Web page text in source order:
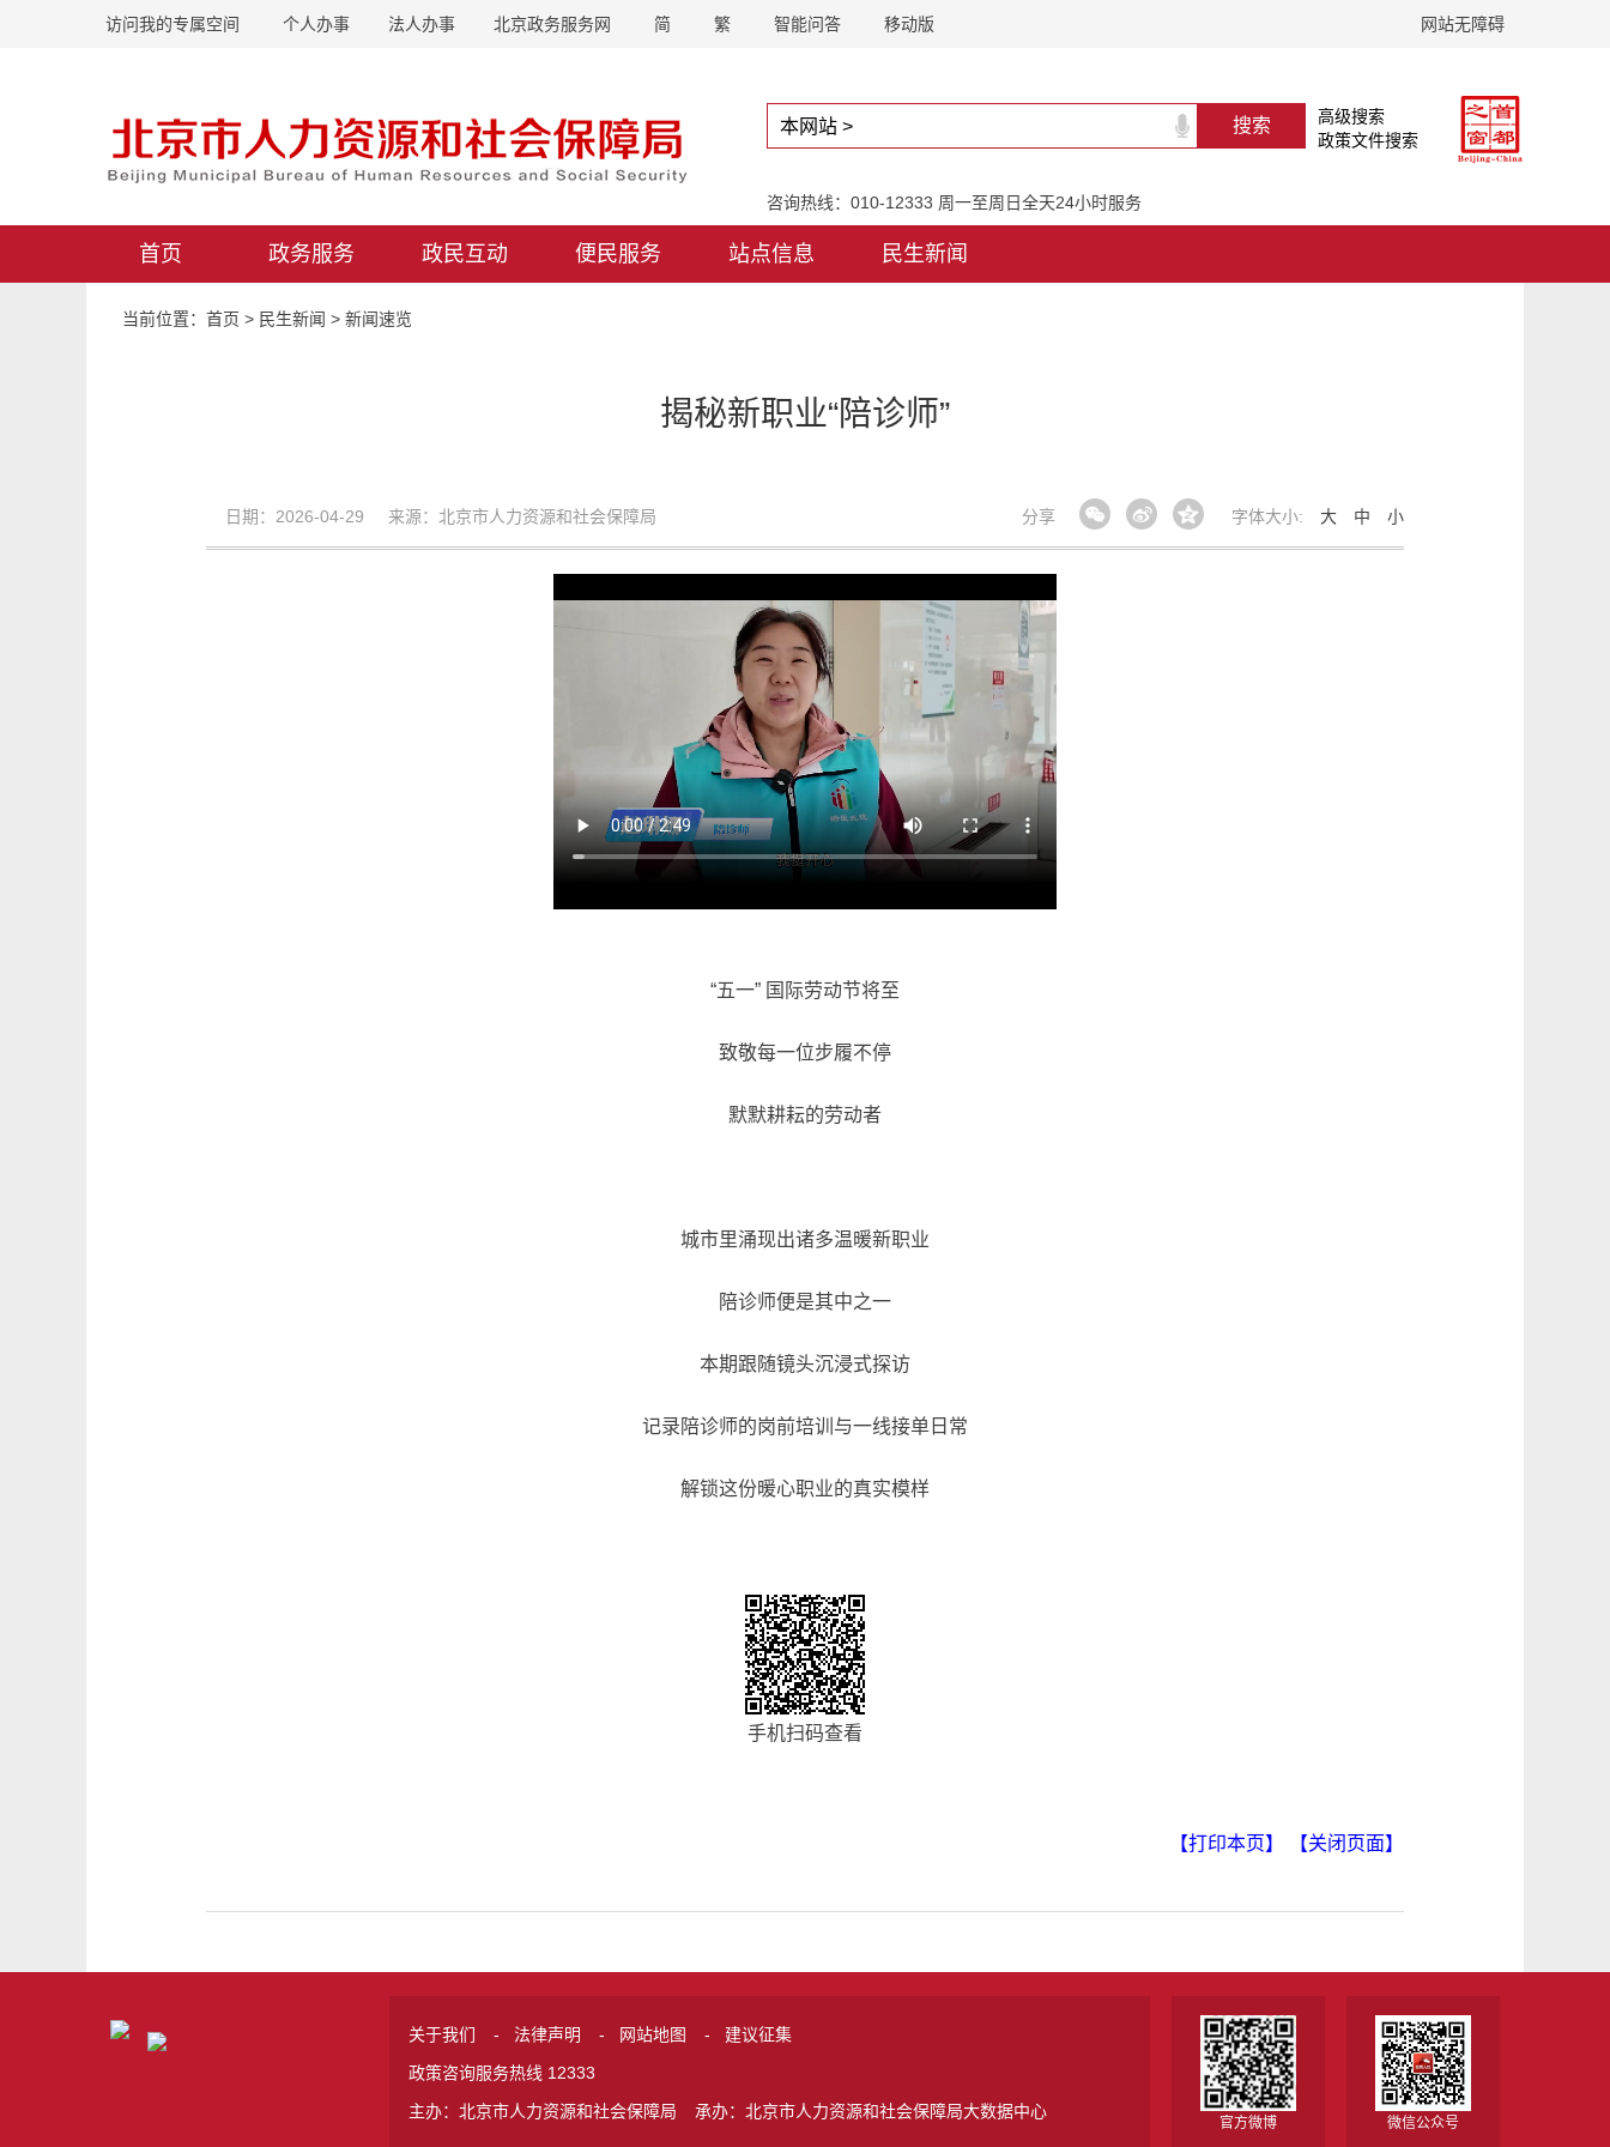
访问我的专属空间 个人办事 法人办事 北京政务服务网 简 繁 智能问答 移动版 网站无障碍
高级搜索
政策文件搜索
咨询热线：010-12333 周一至周日全天24小时服务
首页 政务服务 政民互动 便民服务 站点信息 民生新闻
当前位置： 首页 > 民生新闻 > 新闻速览
揭秘新职业“陪诊师”
日期：2026-04-29 来源：北京市人力资源和社会保障局 字体大小: 大 中 小
分享
“五一” 国际劳动节将至
致敬每一位步履不停
默默耕耘的劳动者
城市里涌现出诸多温暖新职业
陪诊师便是其中之一
本期跟随镜头沉浸式探访
记录陪诊师的岗前培训与一线接单日常
解锁这份暖心职业的真实模样
手机扫码查看
【打印本页】 【关闭页面】
微信公众号
官方微博
关于我们 - 法律声明 - 网站地图 - 建议征集
政策咨询服务热线 12333
主办：北京市人力资源和社会保障局
承办：北京市人力资源和社会保障局大数据中心